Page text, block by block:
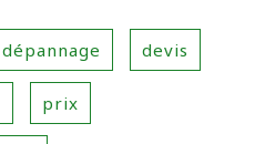
dépannage devis
prix